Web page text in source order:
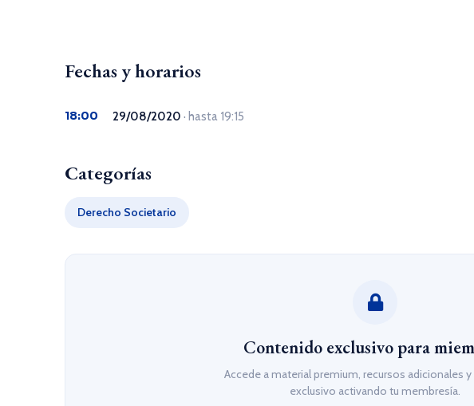
Fechas y horarios
18:00 29/08/2020 · hasta 19:15
Categorías
Derecho Societario
Contenido exclusivo para
Accede a material premium, recursos adicionales
exclusivo activando tu membresía.